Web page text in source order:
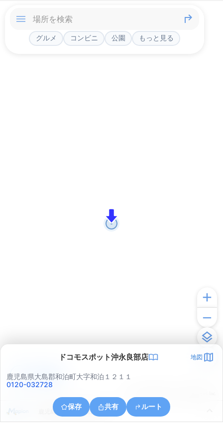
グルメ コンビニ 公園 もっと見る
ドコモスポット沖永良部店 地図
鹿児島県大島郡和泊町大字和泊１２１１
0120-032728
保存 共有 ルート
鹿児島県大島郡和泊町玉城
アプリで見る